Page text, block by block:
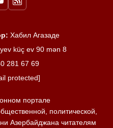
Хабил Агазаде
küç ev 90 mən 8
281 67 69
protected]
портале
политической,
Азербайджана читателям